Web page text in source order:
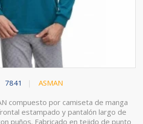
7841
ASMAN
compuesto por camiseta de manga
estampado y pantalón largo de
puños. Fabricado en tejido de punto